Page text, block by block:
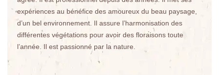
expériences au bénéfice des amoureux du beau paysage,
d’un bel environnement. Il assure l’harmonisation des
différentes végétations pour avoir des floraisons toute
l’année. Il est passionné par la nature.